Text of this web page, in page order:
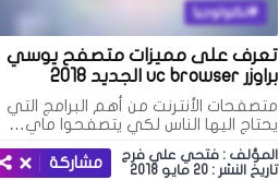
تكنولوجيا
تعرف على مميزات متصفح يوسي
براوزر uc browser الجديد 2018
متصفحات الأنترنت من أهم البرامج التي
يحتاج اليها الناس لكي يتصفحوا ماي…
المؤلف : فتحي علي فرج
تاريخ النشر : 20 مايو 2018
مشاركة